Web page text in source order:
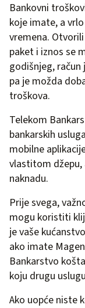
Bankovni
koje imate, a
vremena.
paket i iznos se
godišnjeg,
pa je možda
troškova.
Telekom
bankarskih
mobilne
vlastitom džepu,
naknadu.
Prije svega,
mogu koristiti
je vaše
ako imate
Bankarstvo
koju drugu
Ako uopće niste